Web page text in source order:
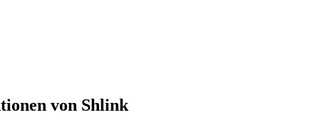
von Shlink